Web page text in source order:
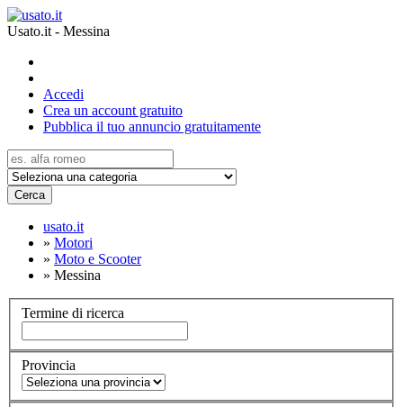
Usato.it - Messina
Accedi
Crea un account gratuito
Pubblica il tuo annuncio gratuitamente
Cerca
usato.it
» Motori
» Moto e Scooter
» Messina
Termine di ricerca
Provincia